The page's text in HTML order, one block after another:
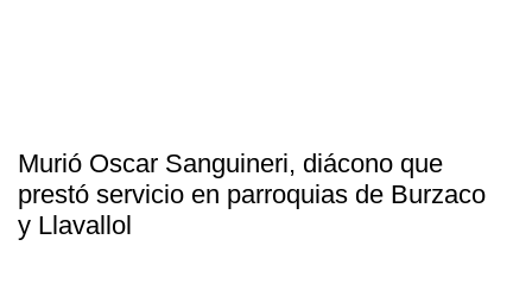
Murió Oscar Sanguineri, diácono que
prestó servicio en parroquias de Burzaco
y Llavallol